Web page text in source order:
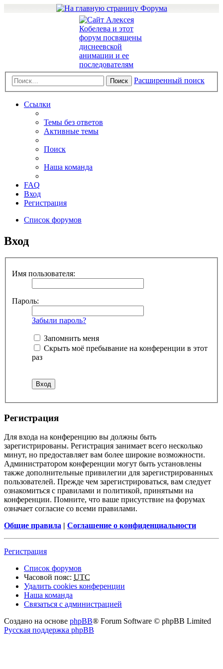
Поиск Расширенный поиск
Ссылки
Темы без ответов
Активные темы
Поиск
Наша команда
FAQ
Вход
Регистрация
Список форумов
Вход
Имя пользователя:
Пароль:
Забыли пароль?
Запомнить меня
Скрыть моё пребывание на конференции в этот
раз
Регистрация
Для входа на конференцию вы должны быть
зарегистрированы. Регистрация занимает всего несколько
минут, но предоставляет вам более широкие возможности.
Администратором конференции могут быть установлены
также дополнительные привилегии для зарегистрированных
пользователей. Прежде чем зарегистрироваться, вам следует
ознакомиться с правилами и политикой, принятыми на
конференции. Помните, что ваше присутствие на форумах
означает согласие со всеми правилами.
Общие правила | Соглашение о конфиденциальности
Регистрация
Список форумов
Часовой пояс: UTC
Удалить cookies конференции
Наша команда
Связаться с администрацией
Создано на основе phpBB® Forum Software © phpBB Limited
Русская поддержка phpBB